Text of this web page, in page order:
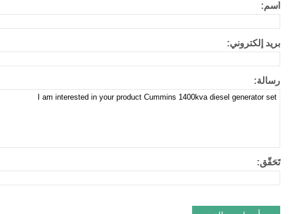
اسم:
بريد إلكتروني:
رسالة:
تَحَقّق: